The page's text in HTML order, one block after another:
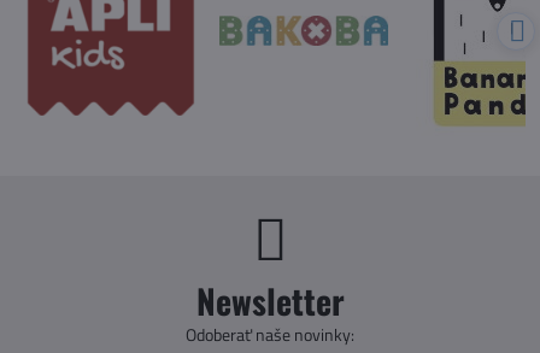
Newsletter
Odoberať naše novinky: